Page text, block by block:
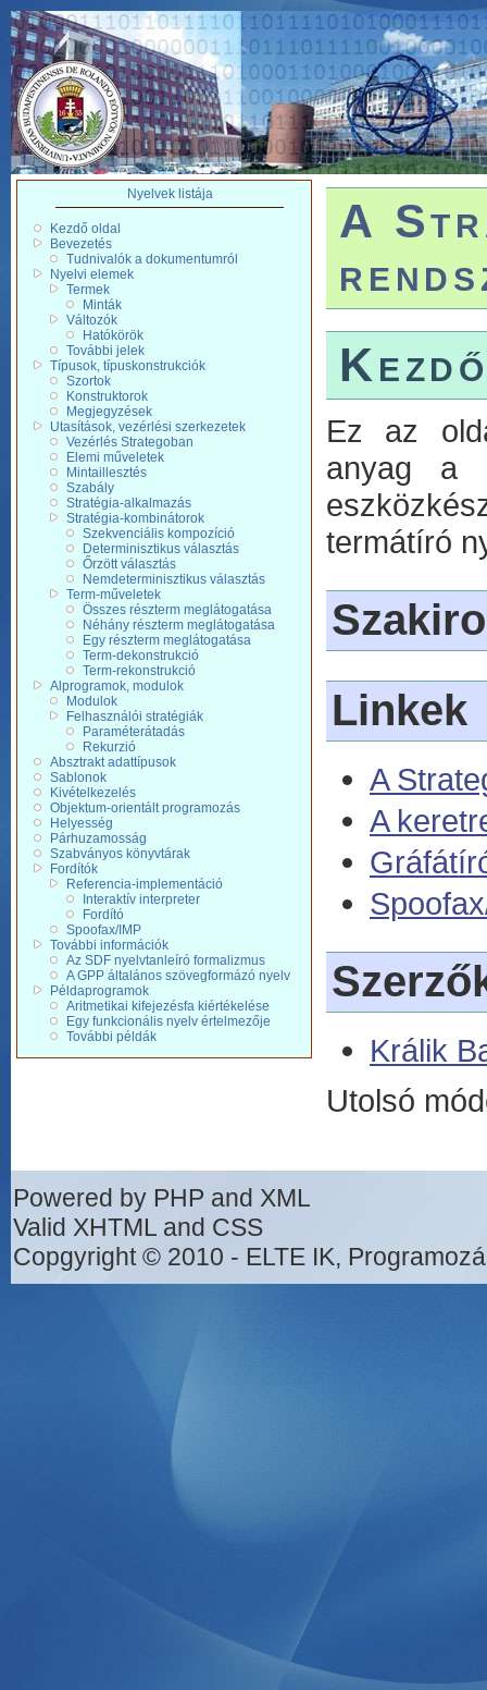
Nyelvek listája
Kezdő oldal
Bevezetés
Tudnivalók a dokumentumról
Nyelvi elemek
Termek
Minták
Változók
Hatókörök
További jelek
Típusok, típuskonstrukciók
Szortok
Konstruktorok
Megjegyzések
Utasítások, vezérlési szerkezetek
Vezérlés Strategoban
Elemi műveletek
Mintaillesztés
Szabály
Stratégia-alkalmazás
Stratégia-kombinátorok
Szekvenciális kompozíció
Determinisztikus választás
Őrzött választás
Nemdeterminisztikus választás
Term-műveletek
Összes részterm meglátogatása
Néhány részterm meglátogatása
Egy részterm meglátogatása
Term-dekonstrukció
Term-rekonstrukció
Alprogramok, modulok
Modulok
Felhasználói stratégiák
Paraméterátadás
Rekurzió
Absztrakt adattípusok
Sablonok
Kivételkezelés
Objektum-orientált programozás
Helyesség
Párhuzamosság
Szabványos könyvtárak
Fordítók
Referencia-implementáció
Interaktív interpreter
Fordító
Spoofax/IMP
További információk
Az SDF nyelvtanleíró formalizmus
A GPP általános szövegformázó nyelv
Példaprogramok
Aritmetikai kifejezésfa kiértékelése
Egy funkcionális nyelv értelmezője
További példák
A
Ez az
anyag a
termátíró
Linkek
A
A
Králik
Utolsó
Powered by PHP and XML
Valid XHTML and CSS
Copgyright © 2010 - ELTE IK,